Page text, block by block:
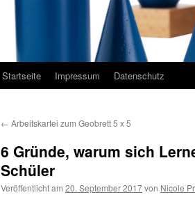
Startseite Impressum Datenschutz
← Arbeitskartei zum Geobrett 5 x 5
6 Gründe, warum sich
Schüler
Veröffentlicht am 20. September 2017von Nicole